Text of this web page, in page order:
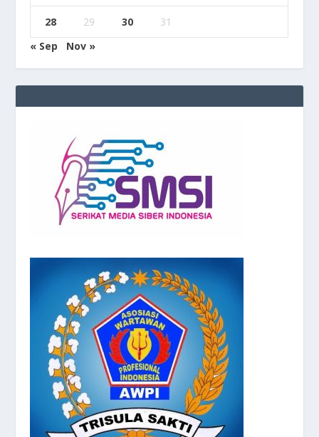
28 29 30
31
« Sep
Nov »